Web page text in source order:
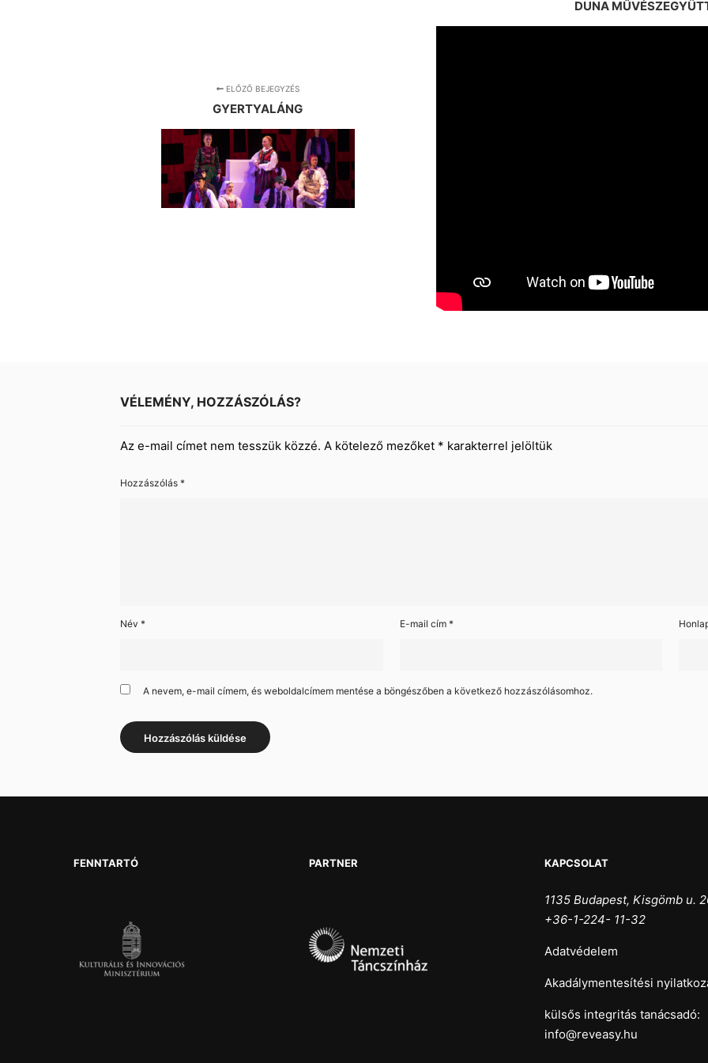
ELŐZŐ BEJEGYZÉS
GYERTYALÁNG
DUNA
VÉLEMÉNY, HOZZÁSZÓLÁS?
Az e-mail címet nem tesszük közzé. A kötelező mezőket * karakterrel jelöltük
Hozzászólás *
Név * E-mail cím *
A nevem, e-mail címem, és weboldalcímem mentése a böngészőben a következő hozzászólásomhoz.
FENNTARTÓ PARTNER KAPCSOLAT
1135 Budapest, Kisgömb u.
+36-1-224- 11-32
Adatvédelem
Akadálymentesítési
külsős integritás tanácsadó:
info@reveasy.hu